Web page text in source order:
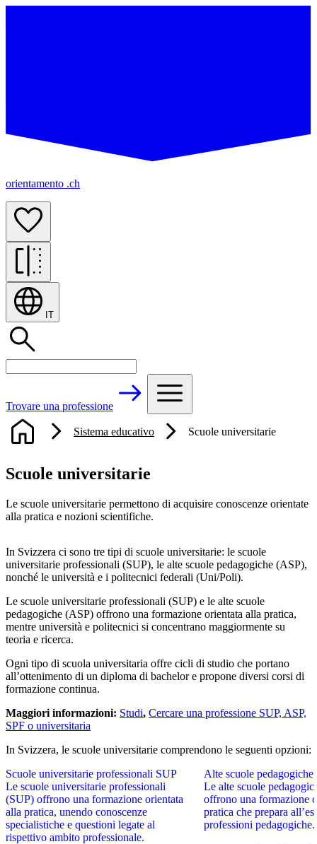
orientamento .ch
IT
Trovare una professione
Sistema educativo Scuole universitarie
Scuole universitarie
Le scuole universitarie permettono di acquisire conoscenze orientate
alla pratica e nozioni scientifiche.
In Svizzera ci sono tre tipi di scuole universitarie: le scuole
universitarie professionali (SUP), le alte scuole pedagogiche (ASP),
nonché le università e i politecnici federali (Uni/Poli).
Le scuole universitarie professionali (SUP) e le alte scuole
pedagogiche (ASP) offrono una formazione orientata alla pratica,
mentre università e politecnici si concentrano maggiormente su
teoria e ricerca.
Ogni tipo di scuola universitaria offre cicli di studio che portano
all’ottenimento di un diploma di bachelor e propone diversi corsi di
formazione continua.
Maggiori informazioni: Studi, Cercare una professione SUP, ASP,
SPF o universitaria
In Svizzera, le scuole universitarie comprendono le seguenti opzioni:
Scuole universitarie professionali SUP
Le scuole universitarie professionali
(SUP) offrono una formazione orientata
alla pratica, unendo conoscenze
specialistiche e questioni legate al
rispettivo ambito professionale.
Alte scuole pedagogiche
Le alte scuole
offrono una formazione
pratica che prepara
professioni pedagogiche.